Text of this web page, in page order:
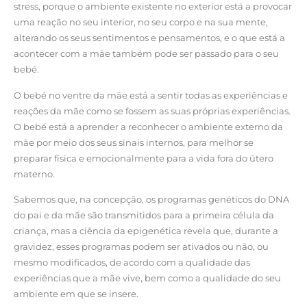
stress, porque o ambiente existente no exterior está a provocar
uma reação no seu interior, no seu corpo e na sua mente,
alterando os seus sentimentos e pensamentos, e o que está a
acontecer com a mãe também pode ser passado para o seu
bebé.
O bebé no ventre da mãe está a sentir todas as experiências e
reações da mãe como se fossem as suas próprias experiências.
O bebé está a aprender a reconhecer o ambiente externo da
mãe por meio dos seus sinais internos, para melhor se
preparar física e emocionalmente para a vida fora do útero
materno.
Sabemos que, na concepção, os programas genéticos do DNA
do pai e da mãe são transmitidos para a primeira célula da
criança, mas a ciência da epigenética revela que, durante a
gravidez, esses programas podem ser ativados ou não, ou
mesmo modificados, de acordo com a qualidade das
experiências que a mãe vive, bem como a qualidade do seu
ambiente em que se insere.